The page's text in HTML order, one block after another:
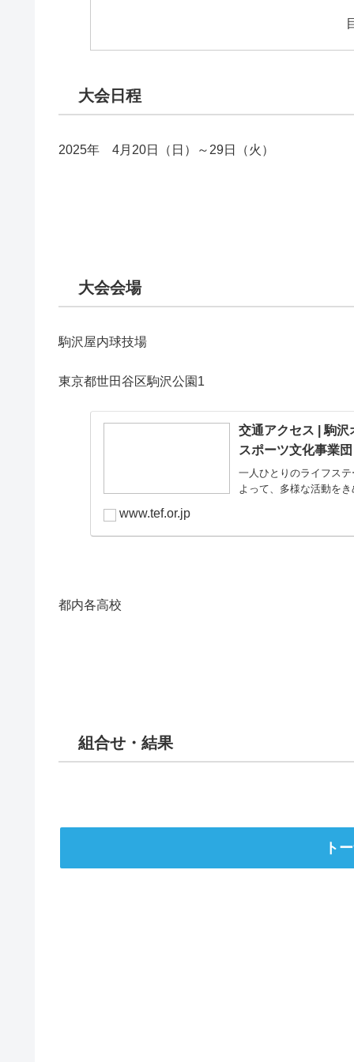
大会日程
2025年 4月20日（日）～29日（火）
大会会場
駒沢屋内球技場
東京都世田谷区駒沢公園1
交通アクセス | 駒
スポーツ文化事業団
一人ひとりのライフス
よって、多様な活動を
www.tef.or.jp
都内各高校
組合せ・結果
ト